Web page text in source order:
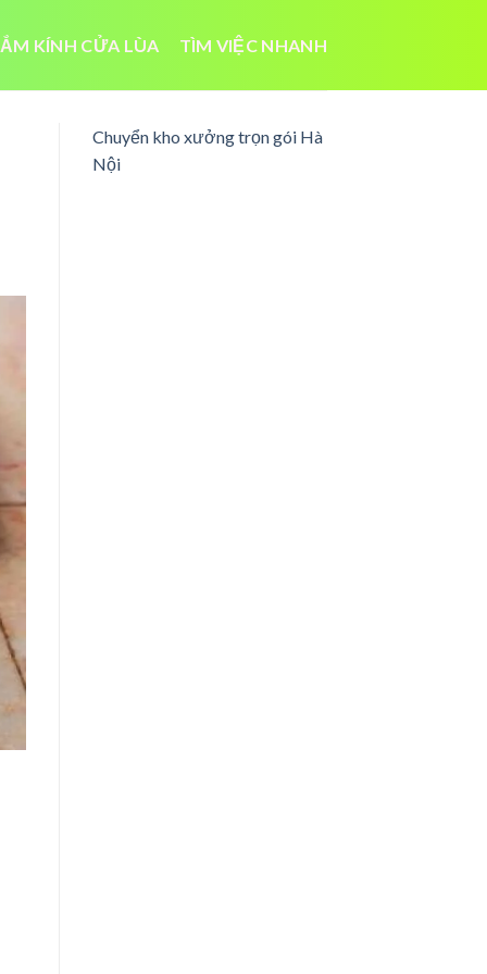
KÍNH CỬA LÙA TÌM VIỆC NHANH
Chuyển kho xưởng trọn gói Hà
Nội